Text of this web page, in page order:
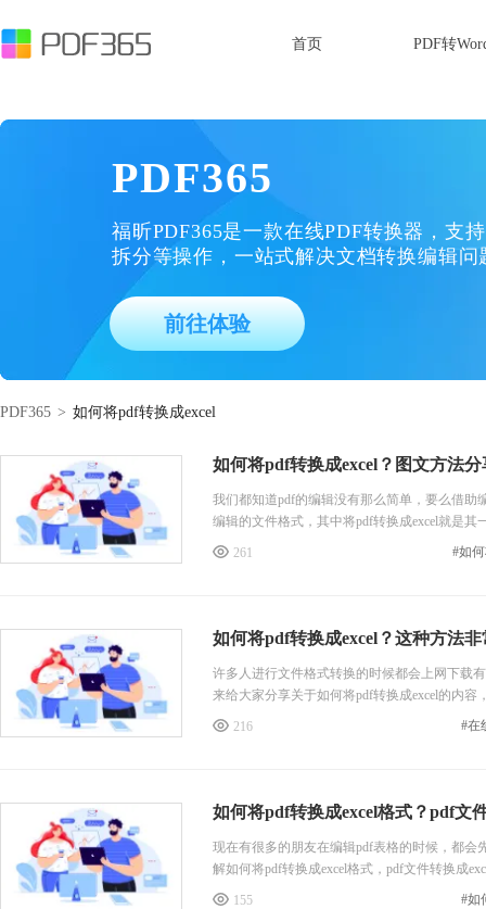
首页 PDF转
PDF365
福昕PDF365是一款在线PDF转换器，支
拆分等操作，一站式解决文档转换编辑问
前往体验
PDF365 > 如何将pdf转换成excel
如何将pdf转换成excel？图文方法
我们都知道pdf的编辑没有那么简单，要么借
编辑的文件格式，其中将pdf转换成excel就是其
261
如何将pdf转换成excel？这种方法
许多人进行文件格式转换的时候都会上网下载
来给大家分享关于如何将pdf转换成excel的内容
216 #在
如何将pdf转换成excel格式？pdf文
现在有很多的朋友在编辑pdf表格的时候，都会
解如何将pdf转换成excel格式，pdf文件转换成
155 #如